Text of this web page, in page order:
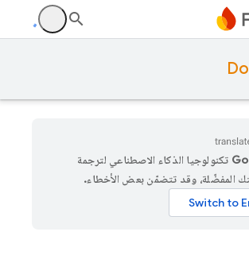
تستخدم Google تكنولوجيا الذكاء الاصطناعي لترجمة
المفضّلة، وقد تتضمّن بعض الأخطاء.